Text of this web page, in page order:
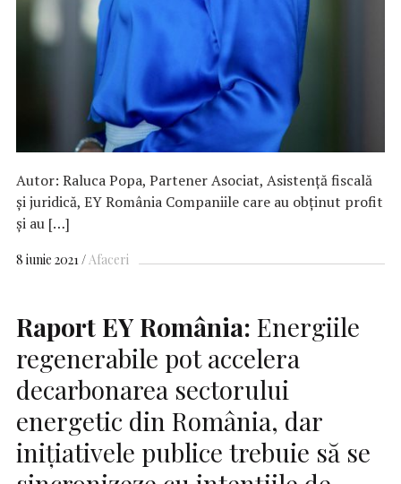
Autor: Raluca Popa, Partener Asociat, Asistență fiscală
și juridică, EY România Companiile care au obținut profit
și au […]
8 iunie 2021 Afaceri
Raport EYRomânia: Energiile
regenerabile pot accelera
decarbonarea sectorului
energetic din România, dar
inițiativele publice trebuie să se